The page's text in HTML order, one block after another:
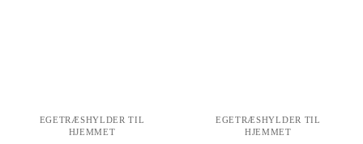
EGETRÆSHYLDER TIL
HJEMMET
EGETRÆSHYLDER TIL
HJEMMET